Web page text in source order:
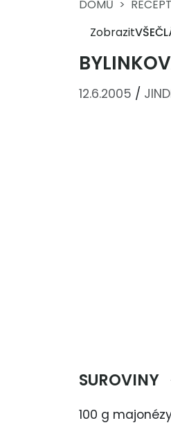
DOMŮ
ZobrazitVŠE
12.6.2005 /
SUROVINY
100 g